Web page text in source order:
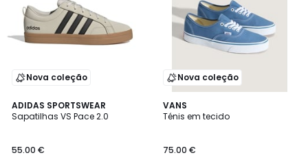
Nova coleção
ADIDAS SPORTSWEAR
Sapatilhas VS Pace 2.0
55.00 €
4,7
/ 5
Nova coleção
VANS
Ténis em tecido
75.00 €
4,5
/ 5